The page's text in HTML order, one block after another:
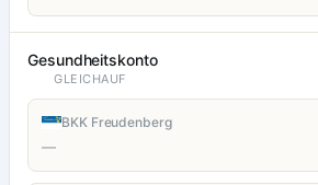
Gesundheitskonto
GLEICHAUF
BKK Freudenberg
—